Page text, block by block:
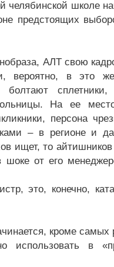
школе
предстоящих
АЛТ свою
вероятно, в это
болтают
На ее
персона
– в регионе и
ищет, то
от его
это, конечно,
кроме
использовать в